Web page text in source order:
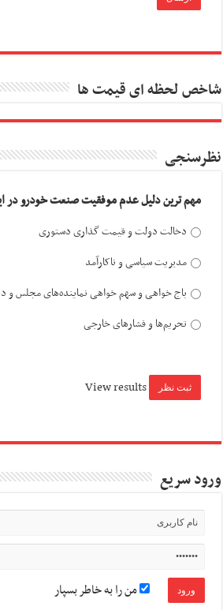
شاخص لحظه ای قیمت ها
نظرسنجی
مهم ترین دلیل عدم موفقیت صنعت خودرو در
دخالت دولت و قیمت گذاری دستوری
مدیریت سیاسی و ناکارآمد
باج خواهی و سهم خواهی نماینده‌های مجلس و
تحریم‌ها و فشارهای خارجی
View results
ورود سریع
من را به خاطر بسپار